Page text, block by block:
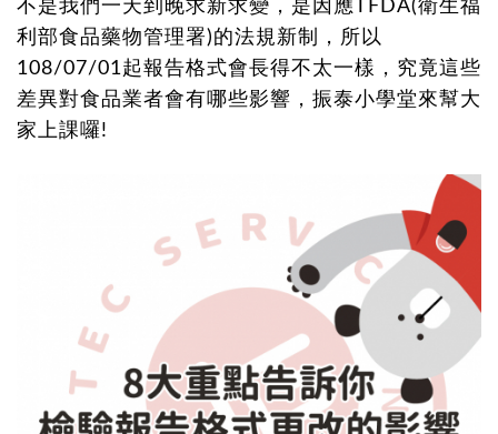
不是我們一天到晚求新求變，是因應TFDA(衛生福
利部食品藥物管理署)的法規新制，所以
108/07/01起報告格式會長得不太一樣，究竟這些
差異對食品業者會有哪些影響，振泰小學堂來幫大
家上課囉!